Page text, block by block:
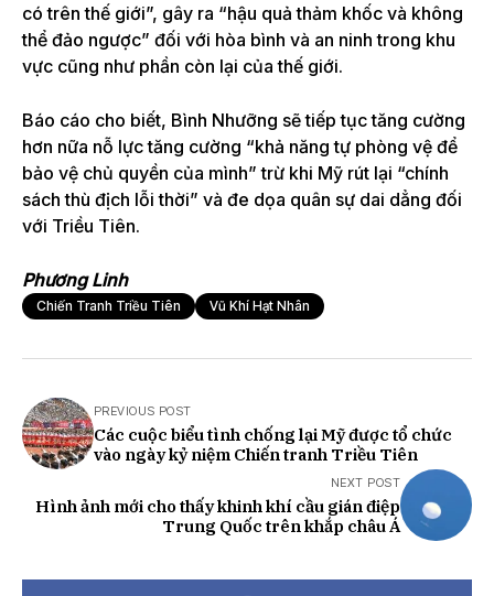
có trên thế giới”, gây ra “hậu quả thảm khốc và không
thể đảo ngược” đối với hòa bình và an ninh trong khu
vực cũng như phần còn lại của thế giới.
Báo cáo cho biết, Bình Nhưỡng sẽ tiếp tục tăng cường
hơn nữa nỗ lực tăng cường “khả năng tự phòng vệ để
bảo vệ chủ quyền của mình” trừ khi Mỹ rút lại “chính
sách thù địch lỗi thời” và đe dọa quân sự dai dẳng đối
với Triều Tiên.
Phương Linh
Chiến Tranh Triều Tiên Vũ Khí Hạt Nhân
PREVIOUS POST
Các cuộc biểu tình chống lại Mỹ được tổ chức
vào ngày kỷ niệm Chiến tranh Triều Tiên
NEXT POST
Hình ảnh mới cho thấy khinh khí cầu gián điệp
Trung Quốc trên khắp châu Á